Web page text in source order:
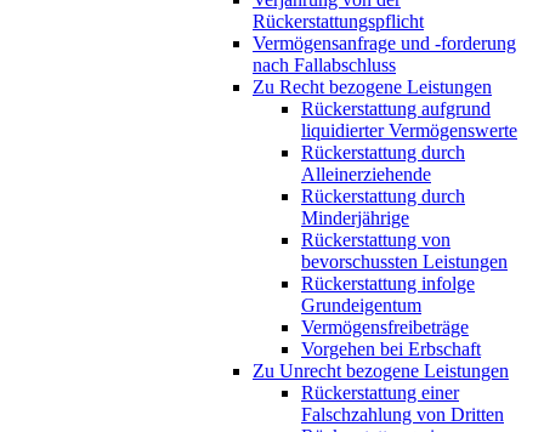
Rückerstattungspflicht
Vermögensanfrage und -forderung
nach Fallabschluss
Zu Recht bezogene Leistungen
Rückerstattung aufgrund
liquidierter Vermögenswerte
Rückerstattung durch
Alleinerziehende
Rückerstattung durch
Minderjährige
Rückerstattung von
bevorschussten Leistungen
Rückerstattung infolge
Grundeigentum
Vermögensfreibeträge
Vorgehen bei Erbschaft
Zu Unrecht bezogene Leistungen
Rückerstattung einer
Falschzahlung von Dritten